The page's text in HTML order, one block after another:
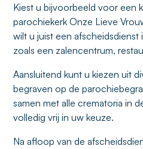
Kiest u bijvoorbeeld voor een
parochiekerk Onze Lieve
wilt u juist een
zoals een zalencentrum,
Aansluitend kunt u kiezen uit
begraven op de
samen met alle crematoria in
volledig vrij in uw keuze.
Na afloop van de